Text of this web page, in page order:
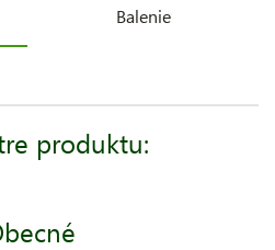
Balenie
produktu: